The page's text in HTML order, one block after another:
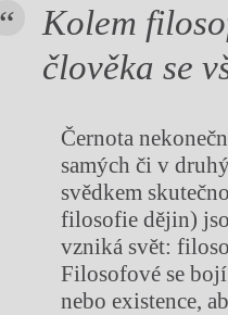
Kolem
člověka se
Černota
samých či v
svědkem
filosofie dějin)
vzniká svět:
Filosofové se
nebo existence,